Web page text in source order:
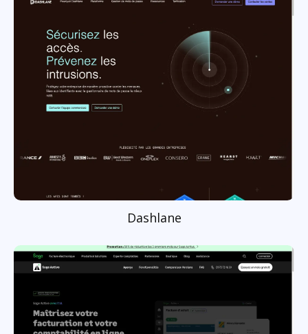
Dashlane